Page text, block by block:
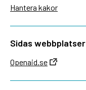
Hantera kakor
Sidas webbplatser
Openaid.se